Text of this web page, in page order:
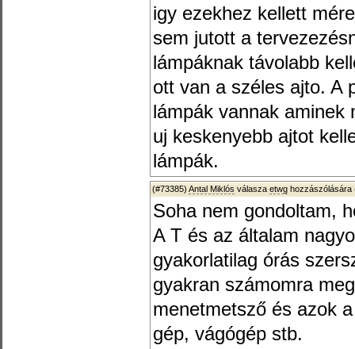
igy ezekhez kellett
sem jutott a
lámpáknak távolabb
ott van a széles ajto. A
lámpák vannak aminek
uj keskenyebb ajtot
lámpák.
(#73385) Antal Miklós válasza etwg hozzászólására
Soha nem gondoltam,
A T és az általam
gyakorlatilag órás
gyakran számomra
menetmetsző és azok
gép, vágógép stb.